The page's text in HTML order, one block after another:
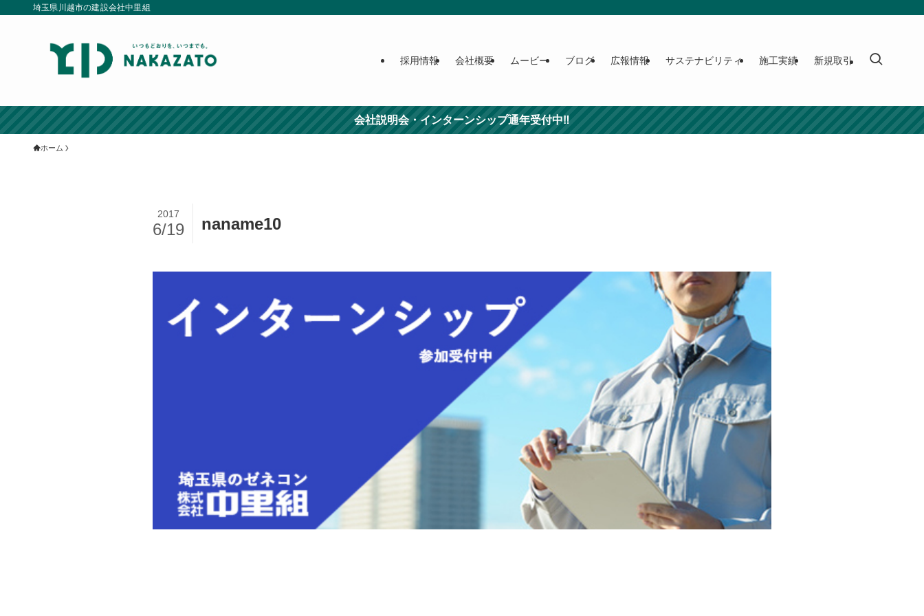
埼玉県川越市の建設会社中里組
採用情報 会社概要 ムービー ブログ 広報情報 サステナビリティ 施工実績 新規取引
会社説明会・インターンシップ通年受付中‼
ホーム
naname10
2017
6/19